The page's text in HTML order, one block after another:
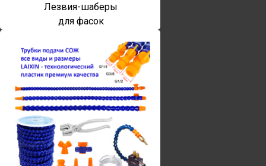
Лезвия-шаберы
для фасок